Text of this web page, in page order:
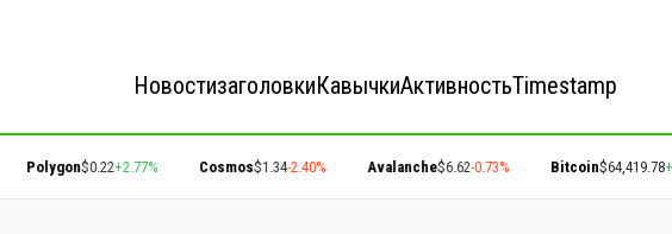
НовостизаголовкиКавычкиАктивностьTimestamp
$0.22+2.77% Cosmos$1.34-2.40% Avalanche$6.62-0.73% Bitcoin$64,419.78+0.14%